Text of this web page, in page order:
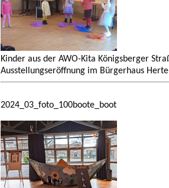
Kinder aus der AWO-Kita Königsberger
Ausstellungseröffnung im Bürgerhaus
2024_03_foto_100boote_boot